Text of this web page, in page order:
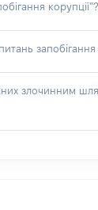
корупції”?
запобігання
злочинним